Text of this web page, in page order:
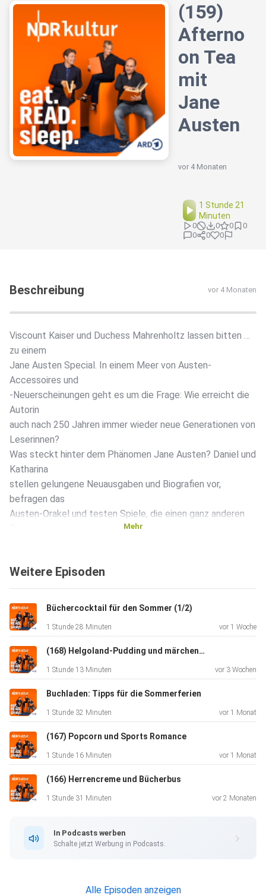
(159)
Afterno
on Tea
mit
Jane
Austen
vor 4 Monaten
1 Stunde 21
Minuten
0 0 0
0
0
0 0
Beschreibung vor 4 Monaten
Viscount Kaiser und Duchess Mahrenholtz lassen bitten …
zu einem
Jane Austen Special. In einem Meer von Austen-
Accessoires und
-Neuerscheinungen geht es um die Frage: Wie erreicht die
Autorin
auch nach 250 Jahren immer wieder neue Generationen von
Leserinnen?
Was steckt hinter dem Phänomen Jane Austen? Daniel und
Katharina
stellen gelungene Neuausgaben und Biografien vor,
befragen das
Austen-Orakel und testen Spiele, die einen ganz anderen
erzählt, welchen Herausforderungen sie sich beim
Meisterwerks wie „Stolz und Vorurteil“ stellen muss. Das
alles
natürlich bei Gurkensandwiches, Scones und schwarzem
Tee.
https://ndr.de/eatreadsleep
eatreadsleep@ndr.de
https://ndr.de/eatreadsleep-lesekreise
https://www.bbc.com/audio/play/p0mggjsr
Mehr
Weitere Episoden
Büchercocktail für den Sommer (1/2)
1 Stunde 28 Minuten vor 1 Woche
(168) Helgoland-Pudding und märchenhafte Bestseller
1 Stunde 13 Minuten vor 3 Wochen
Buchladen: Tipps für die Sommerferien
1 Stunde 32 Minuten vor 1 Monat
(167) Popcorn und Sports Romance
1 Stunde 16 Minuten vor 1 Monat
(166) Herrencreme und Bücherbus
1 Stunde 31 Minuten vor 2 Monaten
In Podcasts werben
Schalte jetzt Werbung in Podcasts.
Alle Episoden anzeigen